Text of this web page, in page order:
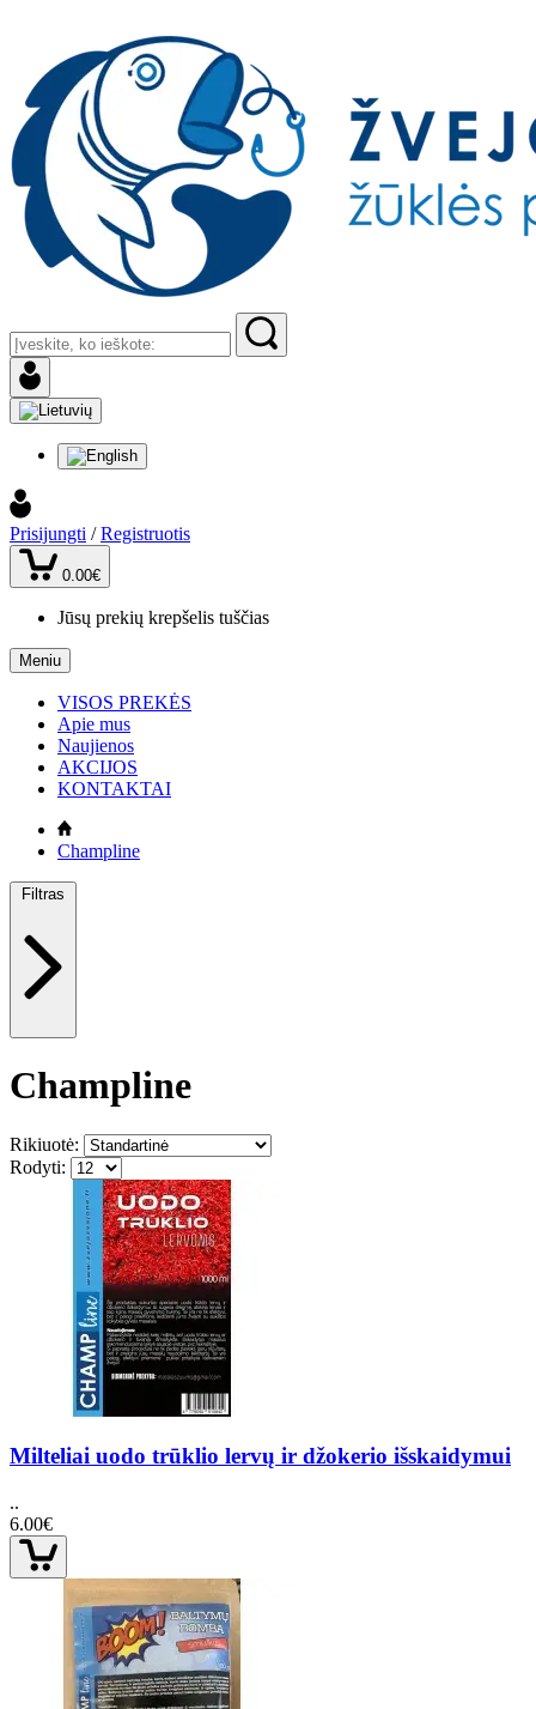
Prisijungti / Registruotis
0.00€
Jūsų prekių krepšelis tuščias
Meniu
VISOS PREKĖS
Apie mus
Naujienos
AKCIJOS
KONTAKTAI
Champline
Filtras
Champline
Rikiuotė:
Rodyti:
Milteliai uodo trūklio lervų ir džokerio išskaidymui
..
6.00€